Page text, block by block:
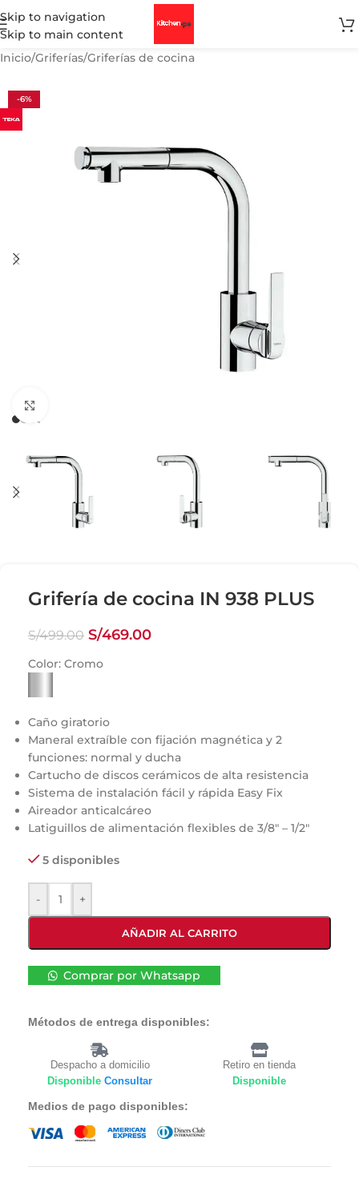
Skip to navigation
Skip to main content
Inicio/Griferías/Griferías de cocina
-6%
Grifería de cocina IN 938 PLUS
S/499.00 S/469.00
Color: Cromo
Caño giratorio
Maneral extraíble con fijación magnética y 2
funciones: normal y ducha
Cartucho de discos cerámicos de alta resistencia
Sistema de instalación fácil y rápida Easy Fix
Aireador anticalcáreo
Latiguillos de alimentación flexibles de 3/8″ – 1/2″
5 disponibles
- +
AÑADIR AL CARRITO
Comprar por Whatsapp
Métodos de entrega disponibles:
Despacho a domicilio
Disponible Consultar
Retiro en tienda
Disponible
Medios de pago disponibles: